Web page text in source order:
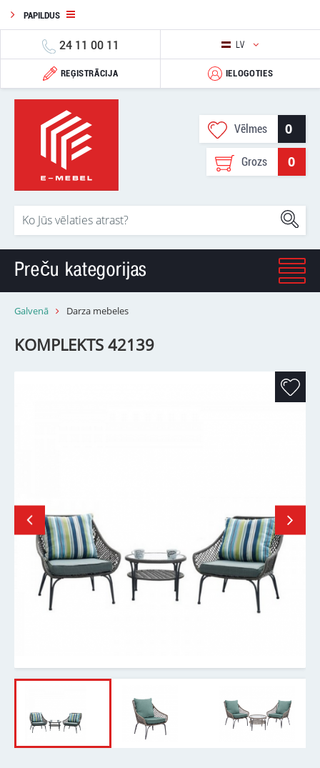
PAPILDUS
24 11 00 11 LV
REĢISTRĀCIJA IELOGOTIES
Vēlmes 0
Grozs 0
Preču kategorijas
Galvenā Darza mebeles
KOMPLEKTS 42139